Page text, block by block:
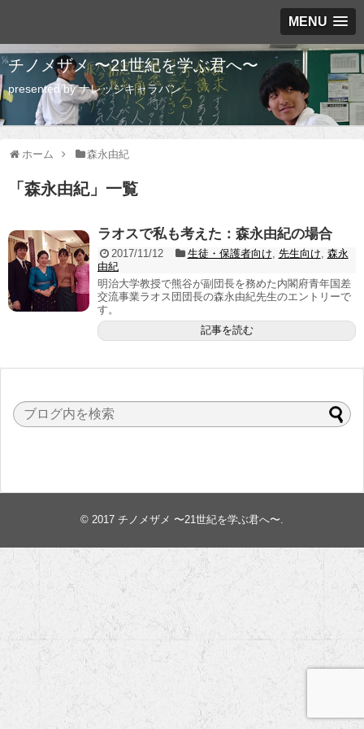
MENU
チノメザメ 〜21世紀を学ぶ君へ〜
presented by ナレッジキャラバン
ホーム 森永由紀
「 森永由紀」 一覧
ラオスで私も考えた：森永由紀の場合
2017/11/12 生徒・保護者向け, 先生向け, 森永
由紀
明治大学教授で熊谷が副団長を務めた内閣府青年国差
交流事業ラオス団団長の森永由紀先生のエントリーで
す。
記事を読む
© 2017 チノメザメ 〜21世紀を学ぶ君へ〜.